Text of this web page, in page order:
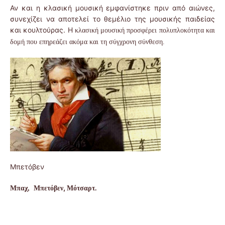
Αν και η κλασική μουσική εμφανίστηκε πριν από αιώνες,
συνεχίζει να αποτελεί το θεμέλιο της μουσικής παιδείας
και κουλτούρας. Η κλασική μουσική προσφέρει πολυπλοκότητα και
δομή που επηρεάζει ακόμα και τη σύγχρονη σύνθεση.
Μπετόβεν
Μπαχ, Μπετόβεν, Μότσαρτ.